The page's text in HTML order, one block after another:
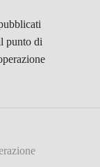
punto di